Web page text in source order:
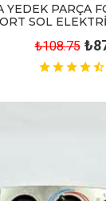
YEDEK PARÇA
SOL
₺108.75